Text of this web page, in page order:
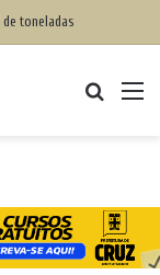
de toneladas